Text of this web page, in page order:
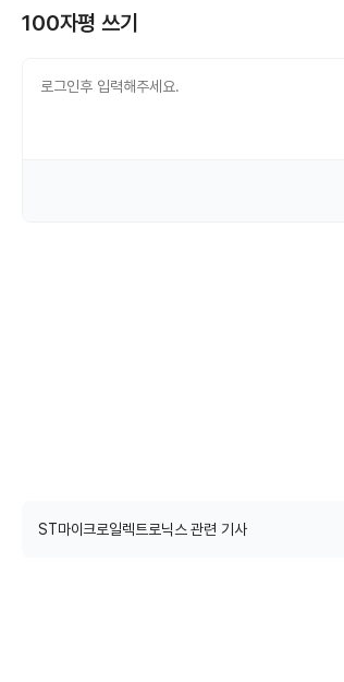
100자평 쓰기
ST마이크로일렉트로닉스 관련 기사